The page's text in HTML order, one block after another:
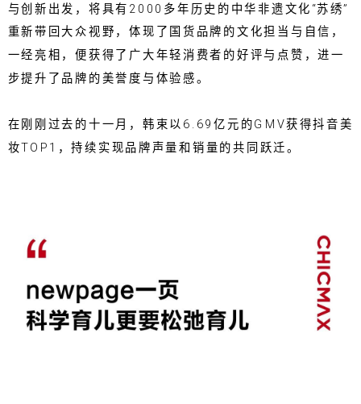
与创新出发，将具有2000多年历史的中华非遗文化“苏绣”
重新带回大众视野，体现了国货品牌的文化担当与自信，
一经亮相，便获得了广大年轻消费者的好评与点赞，进一
步提升了品牌的美誉度与体验感。
在刚刚过去的十一月，韩束以6.69亿元的GMV获得抖音美
妆TOP1，持续实现品牌声量和销量的共同跃迁。